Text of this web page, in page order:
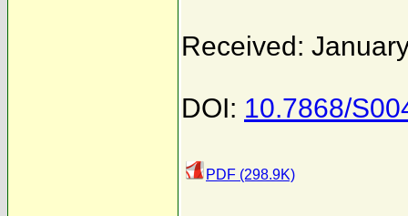
Received:
DOI: 10.7868/
PDF (298.9K)